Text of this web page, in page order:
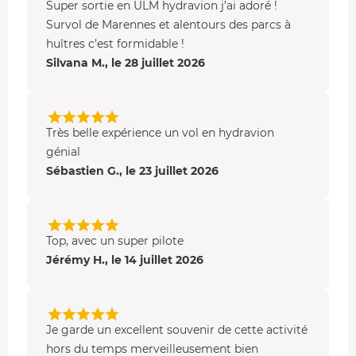
Pendant le survol d'une partie du Poitou-
Charentes, vous pourrez écouter les commentaires
de votre moniteur grâce au
aussi lui poser toutes vos questions concernant la
amerrissage en douceur sur l’eau.
Les sites survolés
d'Oléron, leFort Boyard
et l'océan qui se déploie à perte de vue.
Vous serez à bord d'un
d'un Ultra Léger Motorisé équipé de patins lui permettant
se poser sur l'eau, de naviguer en surface et de
Super sortie en ULM hydravion j’ai adoré !
Survol de Marennes et alentours des parcs à
huîtres c’est formidable !
Silvana M., le 28 juillet 2026
Très belle expérience un vol en hydravion
génial
Sébastien G., le 23 juillet 2026
Top, avec un super pilote
Jérémy H., le 14 juillet 2026
Je garde un excellent souvenir de cette activité
hors du temps merveilleusement bien